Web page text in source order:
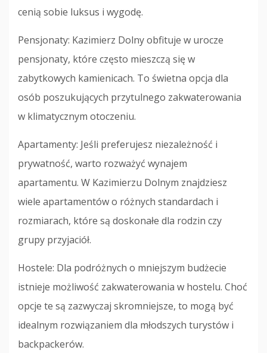
cenią sobie luksus i wygodę.
Pensjonaty: Kazimierz Dolny obfituje w urocze
pensjonaty, które często mieszczą się w
zabytkowych kamienicach. To świetna opcja dla
osób poszukujących przytulnego zakwaterowania
w klimatycznym otoczeniu.
Apartamenty: Jeśli preferujesz niezależność i
prywatność, warto rozważyć wynajem
apartamentu. W Kazimierzu Dolnym znajdziesz
wiele apartamentów o różnych standardach i
rozmiarach, które są doskonałe dla rodzin czy
grupy przyjaciół.
Hostele: Dla podróżnych o mniejszym budżecie
istnieje możliwość zakwaterowania w hostelu. Choć
opcje te są zazwyczaj skromniejsze, to mogą być
idealnym rozwiązaniem dla młodszych turystów i
backpackerów.